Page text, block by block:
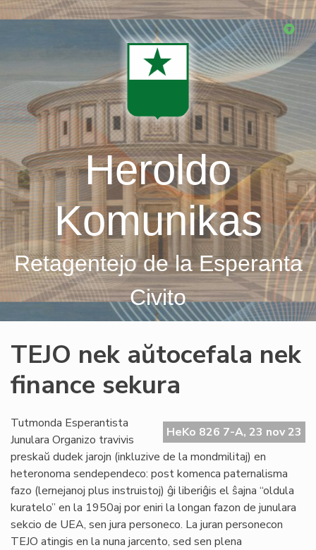
Skip
Heroldo
Komunikas
Retagentejo de la Esperanta
Civito
TEJO nek aŭtocefala nek
finance sekura
HeKo 826 7-A, 23 nov 23
Tutmonda Esperantista
Junulara Organizo travivis
preskaŭ dudek jarojn (inkluzive de la mondmilitaj) en
heteronoma sendependeco: post komenca paternalisma
fazo (lernejanoj plus instruistoj) ĝi liberiĝis el ŝajna “oldula
kuratelo” en la 1950aj por eniri la longan fazon de junulara
sekcio de UEA, sen jura personeco. La juran personecon
TEJO atingis en la nuna jarcento, sed sen plena